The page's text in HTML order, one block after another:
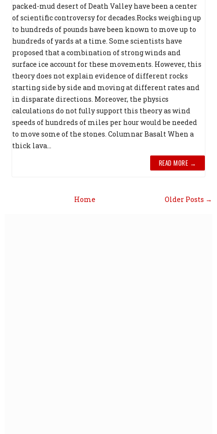
packed-mud desert of Death Valley have been a center
of scientific controversy for decades.Rocks weighing up
to hundreds of pounds have been known to move up to
hundreds of yards at a time. Some scientists have
proposed that a combination of strong winds and
surface ice account for these movements. However, this
theory does not explain evidence of different rocks
starting side by side and moving at different rates and
in disparate directions. Moreover, the physics
calculations do not fully support this theory as wind
speeds of hundreds of miles per hour would be needed
to move some of the stones. Columnar Basalt When a
thick lava...
READ MORE →
Older Posts →
Home